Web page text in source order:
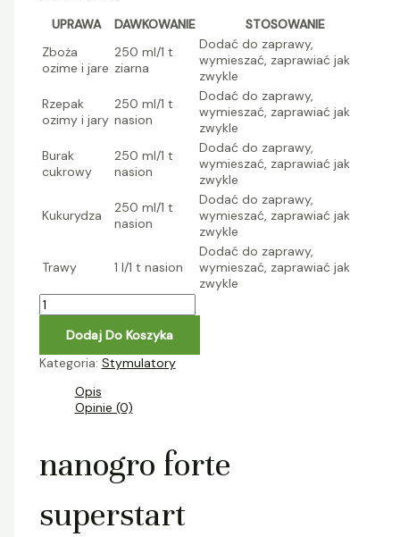
UPRAWA
DAWKOWANIE
STOSOWANIE
Zboża
ozime i jare
250 ml/1 t
ziarna
Dodać do zaprawy,
wymieszać, zaprawiać jak
zwykle
Rzepak
ozimy i jary
250 ml/1 t
nasion
Dodać do zaprawy,
wymieszać, zaprawiać jak
zwykle
Burak
cukrowy
250 ml/1 t
nasion
Dodać do zaprawy,
wymieszać, zaprawiać jak
zwykle
Kukurydza
250 ml/1 t
nasion
Dodać do zaprawy,
wymieszać, zaprawiać jak
zwykle
Trawy 1 l/1 t nasion
Dodać do zaprawy,
wymieszać, zaprawiać jak
zwykle
Dodaj Do Koszyka
Kategoria: Stymulatory
Opis
Opinie (0)
nanogro forte
superstart